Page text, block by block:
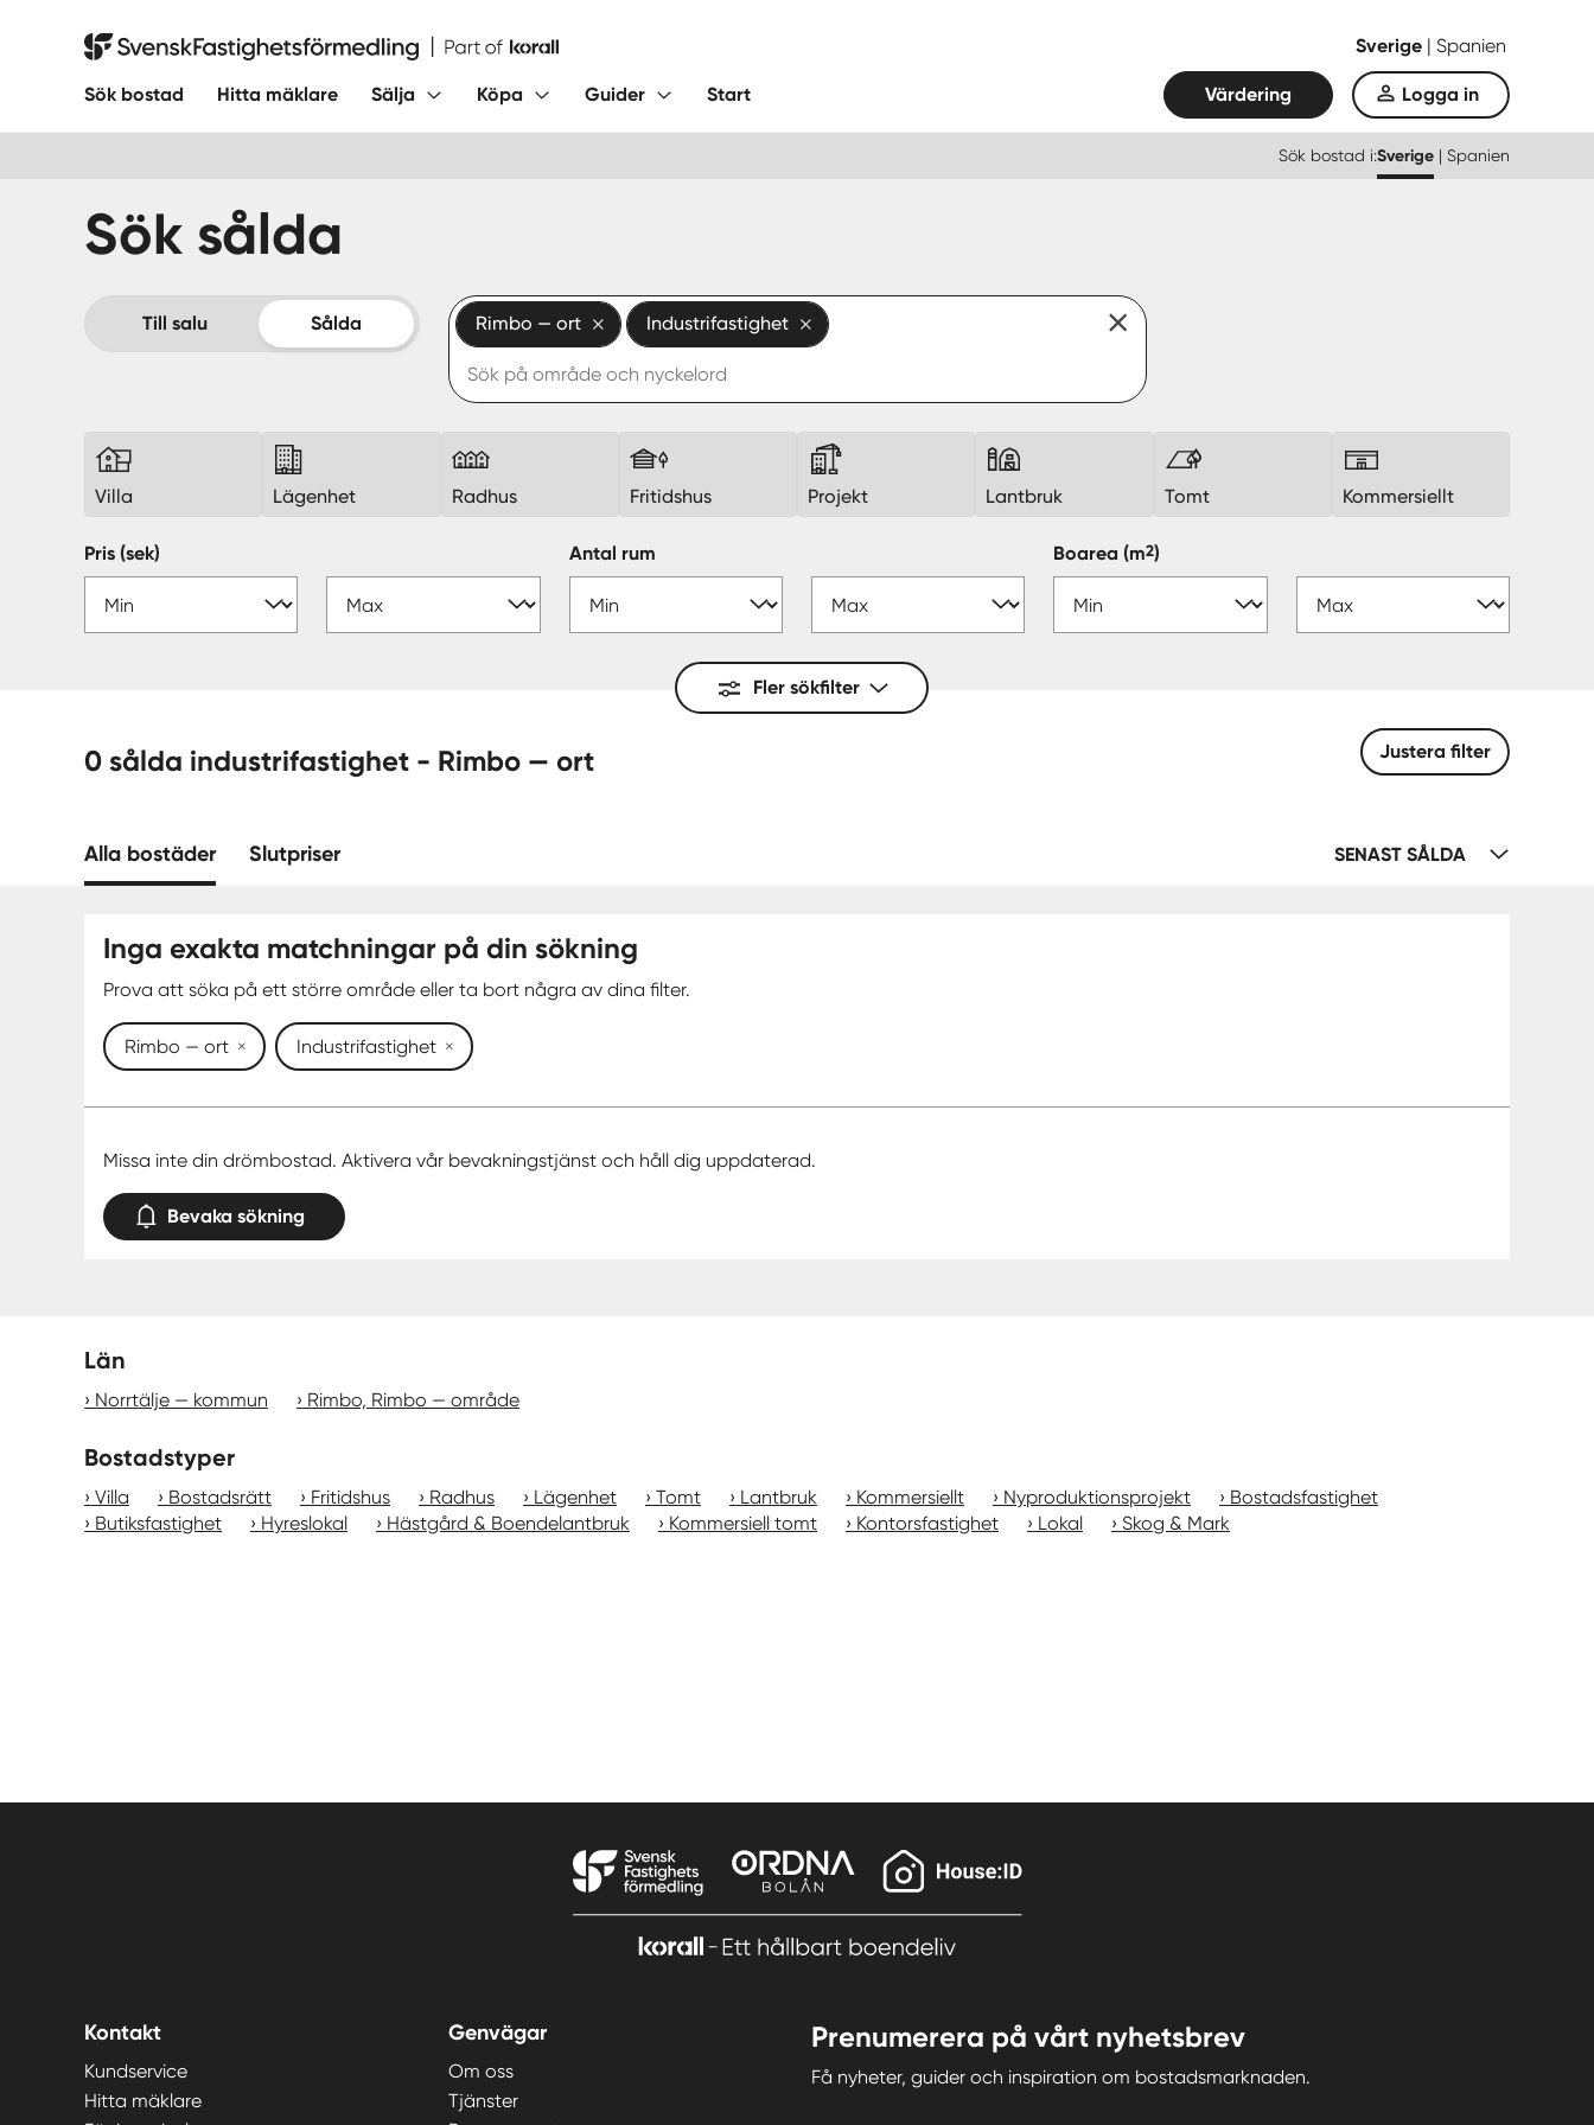
Svensk Fastighetsförmedling Sverige | Spanien
Sök bostad Hitta mäklare Sälja Köpa Guider Start Värdering Logga in
Sök bostad i:Sverige | Spanien
Sök sålda
Till salu Sålda Rimbo — ort Industrifastighet
Villa Lägenhet Radhus Fritidshus Projekt Lantbruk Tomt Kommersiellt
Pris (sek) Antal rum Boarea(m2)
Fler sökfilter
0 sålda industrifastighet - Rimbo — ort Justera filter
Alla bostäder Slutpriser SENAST SÅLDA
Inga exakta matchningar på din sökning
Prova att söka på ett större område eller ta bort några av dina filter.
Rimbo — ort Industrifastighet
Missa inte din drömbostad. Aktivera vår bevakningstjänst och håll dig uppdaterad.
Bevaka sökning
Län
Norrtälje — kommun Rimbo, Rimbo — område
Bostadstyper
Villa Bostadsrätt Fritidshus Radhus Lägenhet Tomt Lantbruk Kommersiellt Nyproduktionsprojekt
Bostadsfastighet
Butiksfastighet
Hyreslokal Hästgård & Boendelantbruk Kommersiell tomt Kontorsfastighet Lokal Skog & Mark
Kontakt
Kundservice
Hitta mäklare
Genvägar
Om oss
Tjänster
Prenumerera på vårt nyhetsbrev
Få nyheter, guider och inspiration om bostadsmarknaden.